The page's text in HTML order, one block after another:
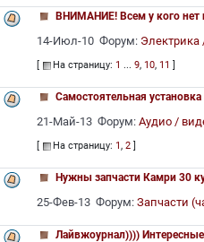
ВНИМАНИЕ! Всем у кого нет
14-Июл-10 Форум: Электрика
[ На страницу: 1 ...9, 10, 11 ]
Самостоятельная установка
21-Май-13 Форум:Аудио /
[ На страницу: 1,2 ]
Нужны запчасти Камри 30
25-Фев-13 Форум:Запчасти
Лайвжоурнал))))